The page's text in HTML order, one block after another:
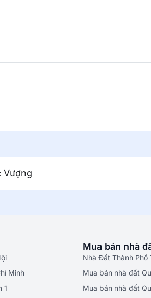
Vượng
Minh
1
Mua bán nhà
Nhà Đất Thành Phố
Mua bán nhà đất
Mua bán nhà đất